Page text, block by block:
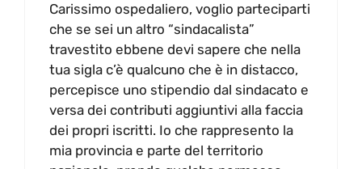
Carissimo ospedaliero, voglio parteciparti
che se sei un altro “sindacalista”
travestito ebbene devi sapere che nella
tua sigla c’è qualcuno che è in distacco,
percepisce uno stipendio dal sindacato e
versa dei contributi aggiuntivi alla faccia
dei propri iscritti. Io che rappresento la
mia provincia e parte del territorio